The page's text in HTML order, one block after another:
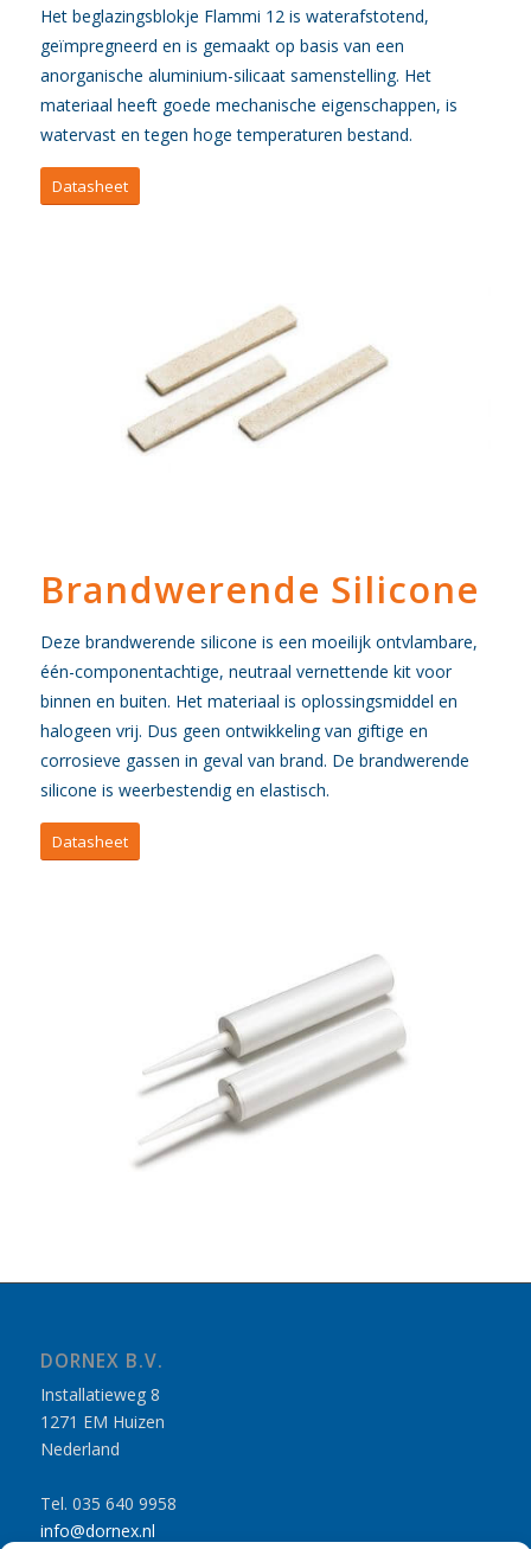
Het beglazingsblokje Flammi 12 is waterafstotend,
geïmpregneerd en is gemaakt op basis van een
anorganische aluminium-silicaat samenstelling. Het
materiaal heeft goede mechanische eigenschappen, is
watervast en tegen hoge temperaturen bestand.
Datasheet
Brandwerende Silicone
Deze brandwerende silicone is een moeilijk ontvlambare,
één-componentachtige, neutraal vernettende kit voor
binnen en buiten. Het materiaal is oplossingsmiddel en
halogeen vrij. Dus geen ontwikkeling van giftige en
corrosieve gassen in geval van brand. De brandwerende
silicone is weerbestendig en elastisch.
Datasheet
DORNEX B.V.
Installatieweg 8
1271 EM Huizen
Nederland
Tel. 035 640 9958
info@dornex.nl